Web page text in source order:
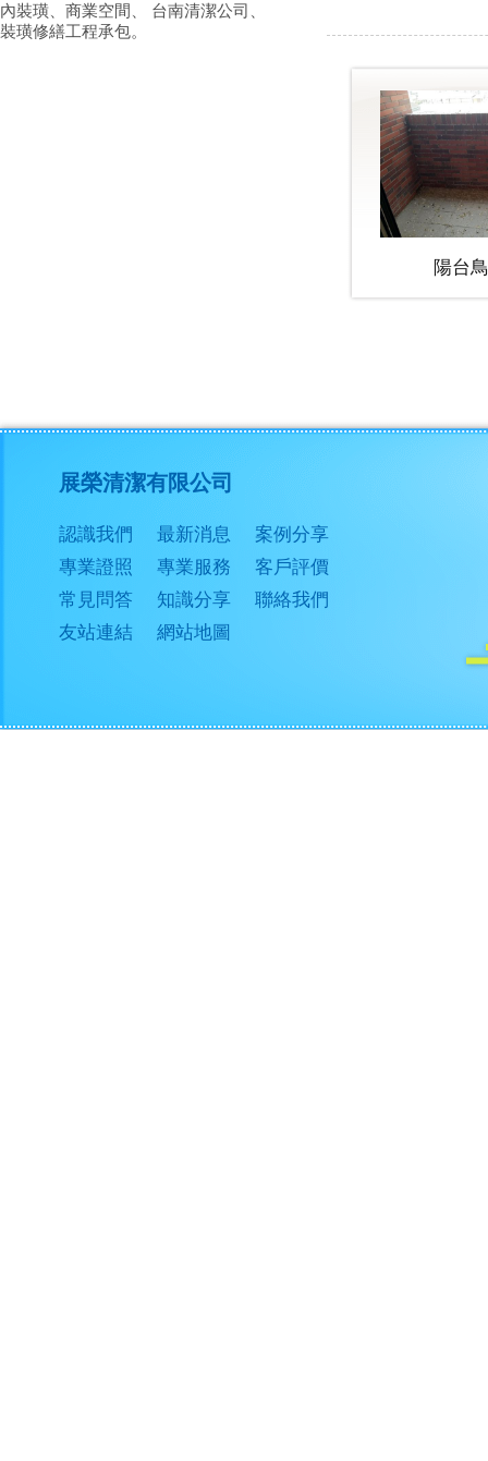
內裝璜、商業空間、 台南清潔公司、
裝璜修繕工程承包。
展榮清潔有限公司
認識我們 最新消息
案例分享
專業證照
專業服務
客戶評價
常見問答
知識分享
聯絡我們
友站連結
網站地圖